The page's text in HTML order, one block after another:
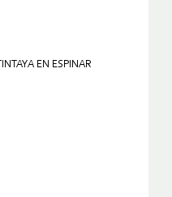
TINTAYA EN ESPINAR